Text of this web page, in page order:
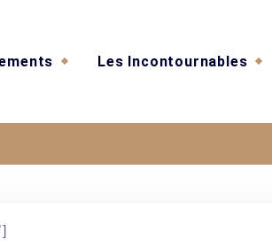
Les Incontournables